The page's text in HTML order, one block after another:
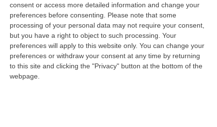
consent or access more detailed information and change your
preferences before consenting. Please note that some
processing of your personal data may not require your consent,
but you have a right to object to such processing. Your
preferences will apply to this website only. You can change your
preferences or withdraw your consent at any time by returning
to this site and clicking the "Privacy" button at the bottom of the
webpage.
plasticamente all’atto delle candidature alle
Politiche e della legge sulla ludopatia che ha
portato alla “sfiducia” di Simona Loizzo,
peraltro appena eletta alla Camera, da
capogruppo alla Regione, e alle critiche agli
organismi territoriali da parte del presidente